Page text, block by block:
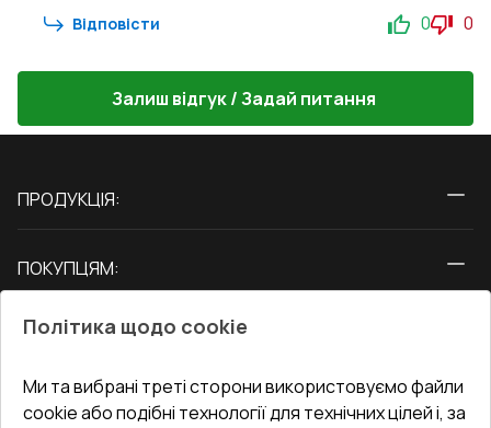
Відповісти 0 0
Залиш відгук / Задай питання
ПРОДУКЦІЯ:
Двері
ПОКУПЦЯМ:
Блог
Адреса гіпермаркета
СЕРВІС ТА ОБЛУГОВУВАННЯ:
Доставка і Оплата
Гарантія та Сервіс
КОНТАКТИ
Політика щодо cookie
Ми та вибрані треті сторони використовуємо файли
cookie або подібні технології для технічних цілей і, за